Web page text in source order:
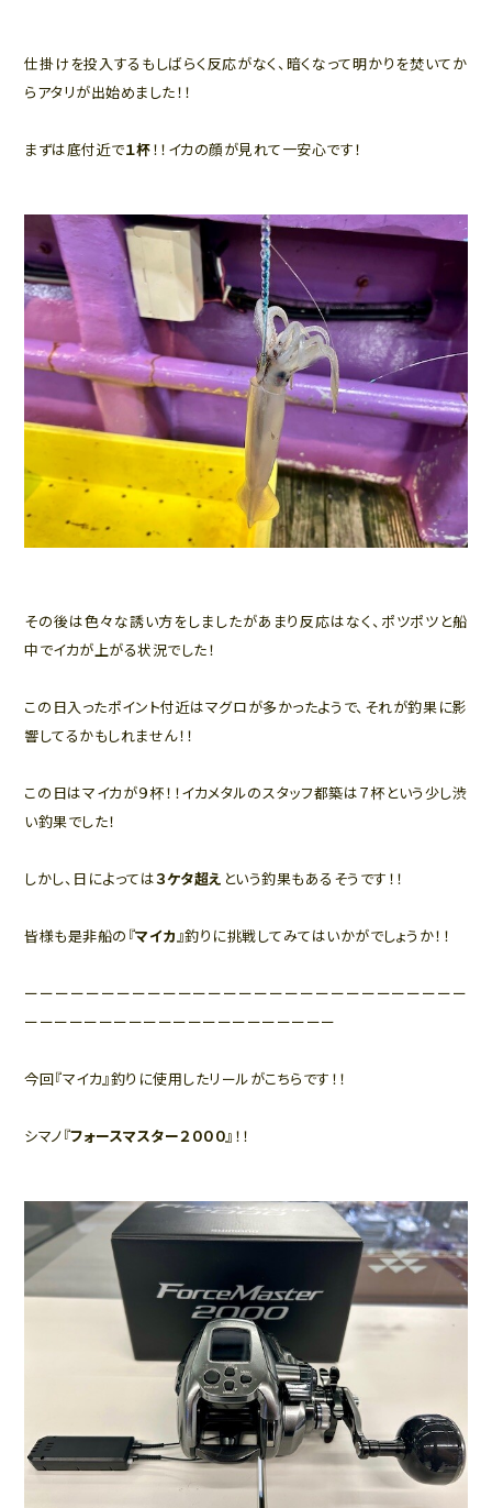
仕掛けを投入するもしばらく反応がなく、暗くなって明かりを焚いてか
らアタリが出始めました！！
まずは底付近で１杯！！イカの顔が見れて一安心です！
その後は色々な誘い方をしましたがあまり反応はなく、ポツポツと船
中でイカが上がる状況でした！
この日入ったポイント付近はマグロが多かったようで、それが釣果に影
響してるかもしれません！！
この日はマイカが９杯！！イカメタルのスタッフ都築は７杯という少し渋
い釣果でした！
しかし、日によっては３ケタ超え という釣果もあるそうです！！
皆様も是非船の『マイカ 』釣りに挑戦してみてはいかがでしょうか！！
ーーーーーーーーーーーーーーーーーーーーーーーーーーーーー
ーーーーーーーーーーーーーーーーーーーーー
今回『マイカ』釣りに使用したリールがこちらです！！
シマノ『フォースマスター２０００』！！